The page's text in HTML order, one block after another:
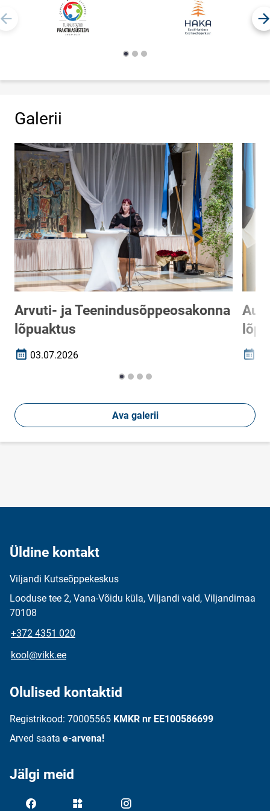
Galerii
Arvuti- ja Teenindusõppeosakonna
lõpuaktus
Loomise kuupäev
03.07.2026
Ava galerii
Üldine kontakt
Viljandi Kutseõppekeskus
Looduse tee 2, Vana-Võidu küla, Viljandi vald, Viljandimaa
70108
+372 4351 020
kool@vikk.ee
Olulised kontaktid
Registrikood: 70005565 KMKR nr EE100586699
Arved saata e-arvena!
Jälgi meid